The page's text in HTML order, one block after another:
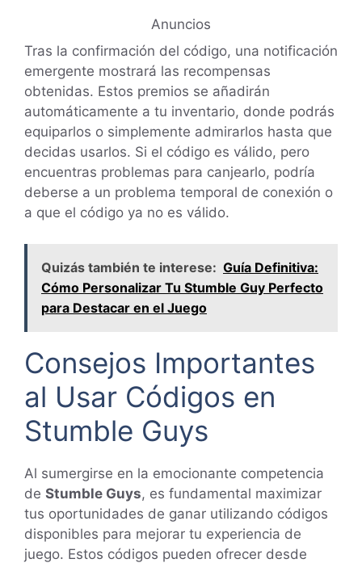
Anuncios
Tras la confirmación del código, una notificación
emergente mostrará las recompensas
obtenidas. Estos premios se añadirán
automáticamente a tu inventario, donde podrás
equiparlos o simplemente admirarlos hasta que
decidas usarlos. Si el código es válido, pero
encuentras problemas para canjearlo, podría
deberse a un problema temporal de conexión o
a que el código ya no es válido.
Quizás también te interese: Guía Definitiva:
Cómo Personalizar Tu Stumble Guy Perfecto
para Destacar en el Juego
Consejos Importantes
al Usar Códigos en
Stumble Guys
Al sumergirse en la emocionante competencia
de Stumble Guys, es fundamental maximizar
tus oportunidades de ganar utilizando códigos
disponibles para mejorar tu experiencia de
juego. Estos códigos pueden ofrecer desde